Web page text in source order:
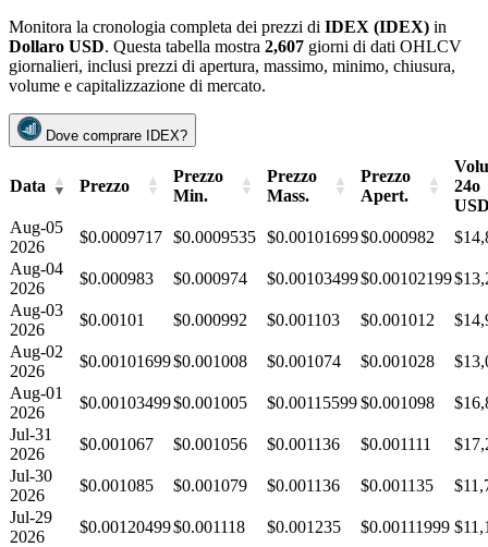
Monitora la cronologia completa dei prezzi di IDEX (IDEX) in
Dollaro USD. Questa tabella mostra 2,607 giorni di dati OHLCV
giornalieri, inclusi prezzi di apertura, massimo, minimo, chiusura,
volume e capitalizzazione di mercato.
Dove comprare IDEX?
Data Prezzo
Prezzo
Min.
Prezzo
Mass.
Prezzo
Apert.
24o
Aug-05
2026
$0.0009717 $0.0009535 $0.00101699$0.000982
Aug-04
2026
$0.000983 $0.000974 $0.00103499$0.00102199
Aug-03
2026
$0.00101 $0.000992 $0.001103 $0.001012
Aug-02
2026
$0.00101699$0.001008 $0.001074 $0.001028
Aug-01
2026
$0.00103499$0.001005 $0.00115599$0.001098
Jul-31
2026
$0.001067 $0.001056 $0.001136 $0.001111
Jul-30
2026
$0.001085 $0.001079 $0.001136 $0.001135
Jul-29
2026
$0.00120499$0.001118 $0.001235 $0.00111999